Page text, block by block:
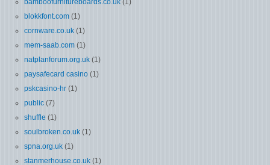
bamboofurnitureboards.co.uk (1)
blokkfont.com (1)
cornware.co.uk (1)
mem-saab.com (1)
natplanforum.org.uk (1)
paysafecard casino (1)
pskcasino-hr (1)
public (7)
shuffle (1)
soulbroken.co.uk (1)
spna.org.uk (1)
stanmerhouse.co.uk (1)